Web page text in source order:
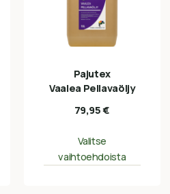
Pajutex
Vaalea Pellavaöljy
79,95€
Valitse
vaihtoehdoista